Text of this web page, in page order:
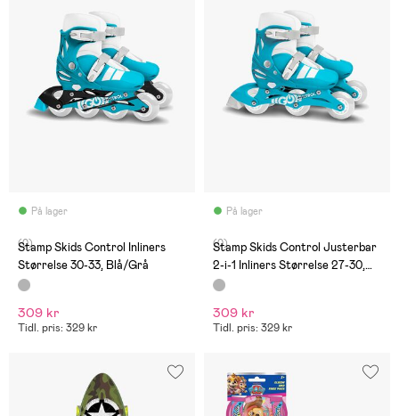
På lager
(0)
Stamp Skids Control Inliners
Størrelse 30-33, Blå/Grå
309 kr
Tidl. pris: 329 kr
På lager
(0)
Stamp Skids Control Justerbar
2-i-1 Inliners Størrelse 27-30,
Blå/Grå
309 kr
Tidl. pris: 329 kr